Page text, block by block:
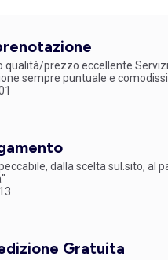
qualità/prezzo eccellente
sempre puntuale e
dalla scelta sul.sito, al
Gratuita